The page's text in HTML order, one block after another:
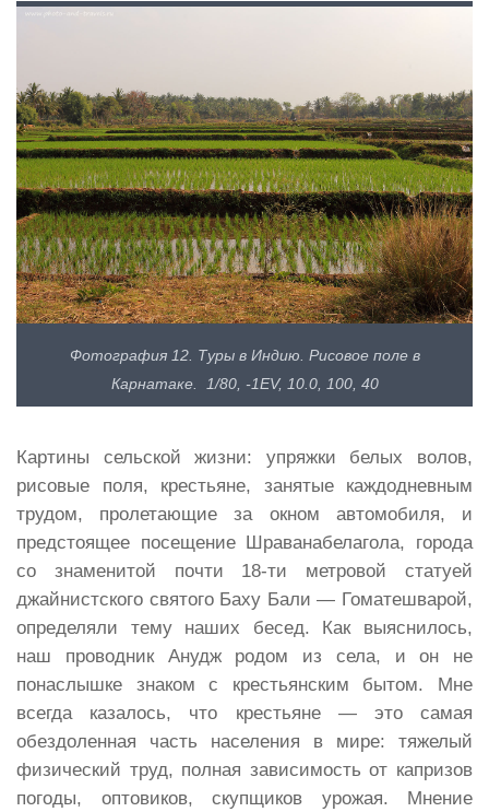
Фотография 12. Туры в Индию. Рисовое поле в
Карнатаке. 1/80, -1EV, 10.0, 100, 40
Картины сельской жизни: упряжки белых волов,
рисовые поля, крестьяне, занятые каждодневным
трудом, пролетающие за окном автомобиля, и
предстоящее посещение Шраванабелагола, города
со знаменитой почти 18-ти метровой статуей
джайнистского святого Баху Бали — Гоматешварой,
определяли тему наших бесед. Как выяснилось,
наш проводник Анудж родом из села, и он не
понаслышке знаком с крестьянским бытом. Мне
всегда казалось, что крестьяне — это самая
обездоленная часть населения в мире: тяжелый
физический труд, полная зависимость от капризов
погоды, оптовиков, скупщиков урожая. Мнение